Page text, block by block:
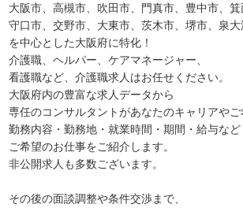
大阪市、高槻市、吹田市、門真市、豊中市、箕
守口市、交野市、大東市、茨木市、堺市、泉大
を中心とした大阪府に特化！
介護職、ヘルパー、ケアマネージャー、
看護職など、介護職求人はお任せください。
大阪府内の豊富な求人データから
専任のコンサルタントがあなたのキャリアやご
勤務内容・勤務地・就業時間・期間・給与など
ご希望のお仕事をご紹介します。
非公開求人も多数ございます。
その後の面談調整や条件交渉まで、